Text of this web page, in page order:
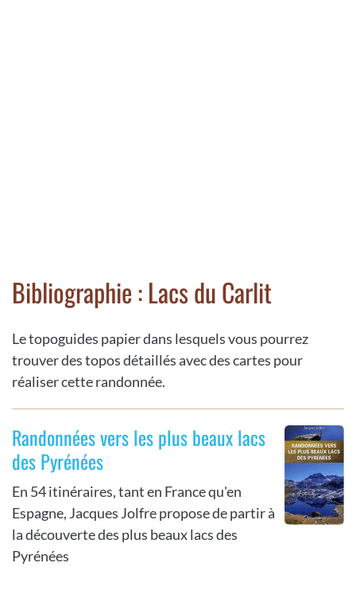
Bibliographie : Lacs du Carlit
Le topoguides papier dans lesquels vous pourrez
trouver des topos détaillés avec des cartes pour
réaliser cette randonnée.
Randonnées vers les plus beaux lacs
des Pyrénées
En 54 itinéraires, tant en France qu'en
Espagne, Jacques Jolfre propose de partir à
la découverte des plus beaux lacs des
Pyrénées